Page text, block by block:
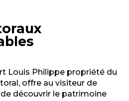
Louis Philippe propriété du
offre au visiteur de
découvrir le patrimoine